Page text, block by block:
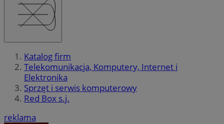
Katalog firm
Telekomunikacja, Komputery, Internet i
Elektronika
Sprzęt i serwis komputerowy
Red Box s.j.
reklama